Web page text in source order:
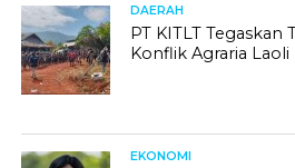
DAERAH
PT KITLT Tegaskan
Konflik Agraria Laoli
EKONOMI